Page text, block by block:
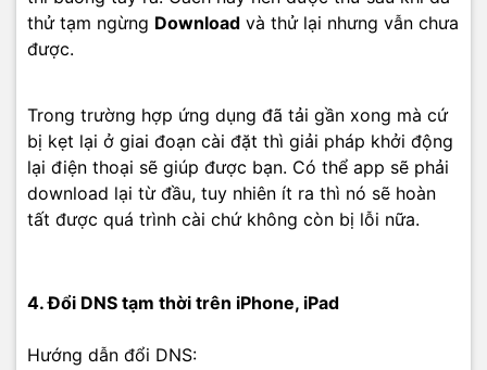
thử tạm ngừng Download và thử lại nhưng vẫn chưa
được.
Trong trường hợp ứng dụng đã tải gần xong mà cứ
bị kẹt lại ở giai đoạn cài đặt thì giải pháp khởi động
lại điện thoại sẽ giúp được bạn. Có thể app sẽ phải
download lại từ đầu, tuy nhiên ít ra thì nó sẽ hoàn
tất được quá trình cài chứ không còn bị lỗi nữa.
4. Đổi DNS tạm thời trên iPhone, iPad
Hướng dẫn đổi DNS: